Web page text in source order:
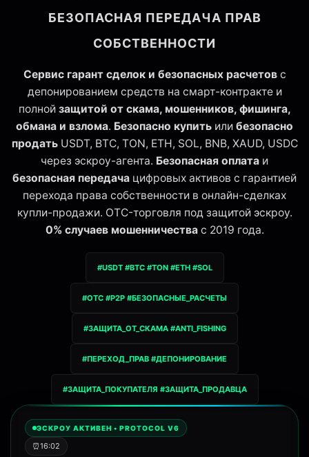
БЕЗОПАСНАЯ ПЕРЕДАЧА ПРАВ
СОБСТВЕННОСТИ
Сервис гарант сделок и безопасных расчетовс
депонированием средств на смарт-контракте и
полной защитой от скама, мошенников, фишинга,
обмана и взлома. Безопасно купить или безопасно
продатьUSDT, BTC, TON, ETH, SOL, BNB, XAUD, USDC
через эскроу-агента. Безопасная оплата и
безопасная передача цифровых активов с гарантией
перехода права собственности в онлайн-сделках
купли-продажи. OTC-торговля под защитой эскроу.
0% случаев мошенничествас 2019 года.
#USDT #BTC #TON #ETH #SOL
#OTC #P2P #БЕЗОПАСНЫЕ_РАСЧЕТЫ
#ЗАЩИТА_ОТ_СКАМА #ANTI_FISHING
#ПЕРЕХОД_ПРАВ #ДЕПОНИРОВАНИЕ
#ЗАЩИТА_ПОКУПАТЕЛЯ #ЗАЩИТА_ПРОДАВЦА
ЭСКРОУ АКТИВЕН • PROTOCOL V6
⏰
Текущее время:
16:02